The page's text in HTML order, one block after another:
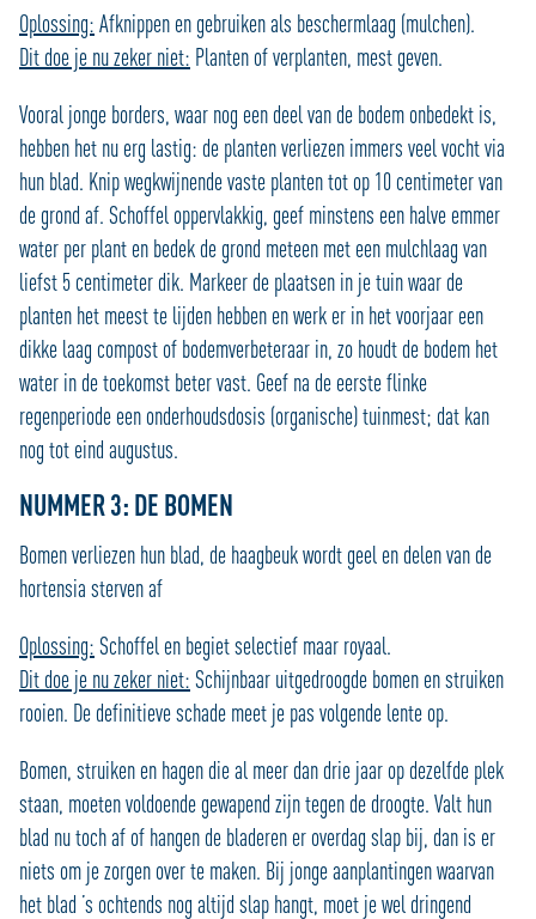
Oplossing: Afknippen en gebruiken als beschermlaag (mulchen).
Dit doe je nu zeker niet: Planten of verplanten, mest geven.
Vooral jonge borders, waar nog een deel van de bodem onbedekt is,
hebben het nu erg lastig: de planten verliezen immers veel vocht via
hun blad. Knip wegkwijnende vaste planten tot op 10 centimeter van
de grond af. Schoffel oppervlakkig, geef minstens een halve emmer
water per plant en bedek de grond meteen met een mulchlaag van
liefst 5 centimeter dik. Markeer de plaatsen in je tuin waar de
planten het meest te lijden hebben en werk er in het voorjaar een
dikke laag compost of bodemverbeteraar in, zo houdt de bodem het
water in de toekomst beter vast. Geef na de eerste flinke
regenperiode een onderhoudsdosis (organische) tuinmest; dat kan
nog tot eind augustus.
NUMMER 3: DE BOMEN
Bomen verliezen hun blad, de haagbeuk wordt geel en delen van de
hortensia sterven af
Oplossing: Schoffel en begiet selectief maar royaal.
Dit doe je nu zeker niet: Schijnbaar uitgedroogde bomen en struiken
rooien. De definitieve schade meet je pas volgende lente op.
Bomen, struiken en hagen die al meer dan drie jaar op dezelfde plek
staan, moeten voldoende gewapend zijn tegen de droogte. Valt hun
blad nu toch af of hangen de bladeren er overdag slap bij, dan is er
niets om je zorgen over te maken. Bij jonge aanplantingen waarvan
het blad ’s ochtends nog altijd slap hangt, moet je wel dringend